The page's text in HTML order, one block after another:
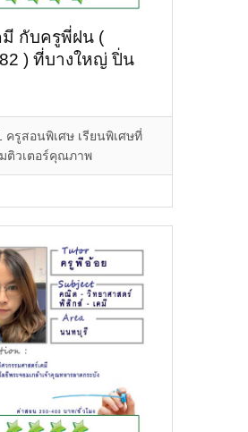
มี กับครูพี่ฝน (
) ที่บางใหญ่ ปิ่น
ครูสอนพิเศษ เรียนพิเศษที่
ติวเตอร์คุณภาพ